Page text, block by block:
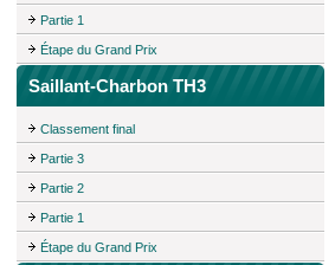
Partie 1
Étape du Grand Prix
Saillant-Charbon TH3
Classement final
Partie 3
Partie 2
Partie 1
Étape du Grand Prix